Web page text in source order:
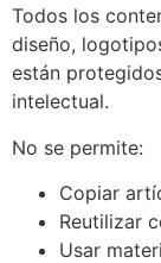
Todos los
diseño,
están
intelectual.
No se permite:
Copiar
Reutilizar
Usar